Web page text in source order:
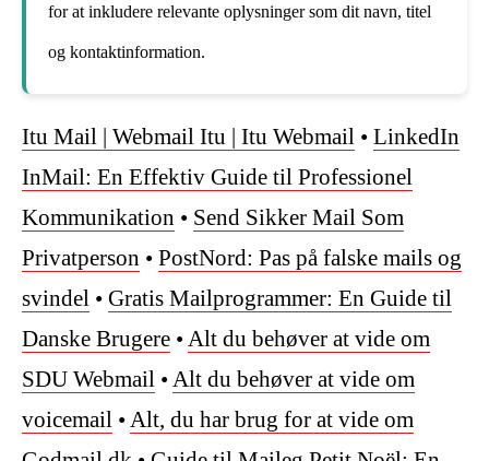
for at inkludere relevante oplysninger som dit navn, titel
og kontaktinformation.
Itu Mail | Webmail Itu | Itu Webmail • LinkedIn
InMail: En Effektiv Guide til Professionel
Kommunikation • Send Sikker Mail Som
Privatperson • PostNord: Pas på falske mails og
svindel • Gratis Mailprogrammer: En Guide til
Danske Brugere •Alt du behøver at vide om
SDU Webmail •Alt du behøver at vide om
voicemail •Alt, du har brug for at vide om